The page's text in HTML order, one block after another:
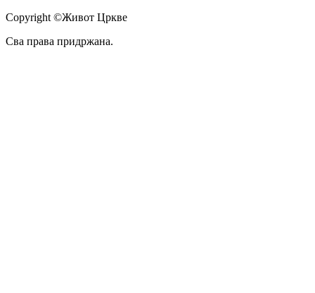
Copyright ©Живот Цркве
Сва права придржана.